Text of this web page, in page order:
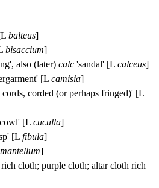
balteus]
bisaccium]
also (later) calc 'sandal' [L calceus]
[L camisia]
corded (or perhaps fringed)' [L
[L cuculla]
[L fibula]
mantellum]
cloth; purple cloth; altar cloth rich